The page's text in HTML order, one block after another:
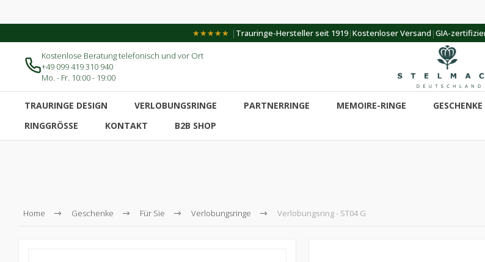
★★★★★ | Trauringe-Hersteller seit 1919|Kostenloser Versand |GIA-
Kostenlose Beratung telefonisch und vor Ort
+49 099 419 310 940
Mo. - Fr. 10:00 - 19:00
TRAURINGE DESIGN VERLOBUNGSRINGE PARTNERRINGE MEMOIRE-RINGE GESCHENKE
RINGGRÖSSE
KONTAKT B2B SHOP
Home Geschenke Für Sie Verlobungsringe Verlobungsring - ST04 G